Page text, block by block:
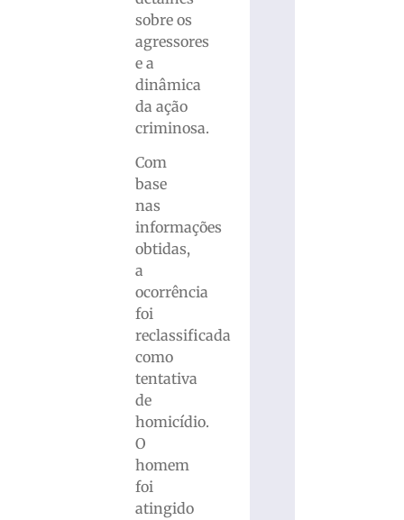
sobre os
agressores
e a
dinâmica
da ação
criminosa.
Com
base
nas
informações
obtidas,
a
ocorrência
foi
reclassificada
como
tentativa
de
homicídio.
O
homem
foi
atingido